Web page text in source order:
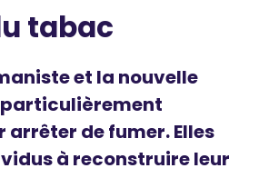
tabac
et la nouvelle
de fumer. Elles
à reconstruire leur